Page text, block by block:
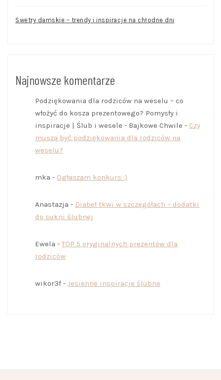
Swetry damskie – trendy i inspiracje na chłodne dni
Najnowsze komentarze
Podziękowania dla rodziców na weselu – co
włożyć do kosza prezentowego? Pomysły i
inspiracje | Ślub i wesele - Bajkowe Chwile - Czy
muszą być podziękowania dla rodziców na
weselu?
mka - Ogłaszam konkurs :)
Anastazja - Diabeł tkwi w szczegółach – dodatki
do sukni ślubnej
Ewela -TOP 5 oryginalnych prezentów dla
rodziców
wikor3f - Jesienne inspiracje ślubne